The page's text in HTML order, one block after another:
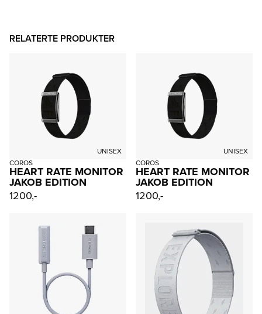
RELATERTE PRODUKTER
UNISEX
COROS
HEART RATE MONITOR
JAKOB EDITION
1200,-
UNISEX
COROS
HEART RATE MONITOR
JAKOB EDITION
1200,-